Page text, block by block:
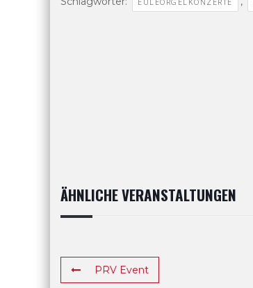
ÄHNLICHE VERANSTALTUNGEN
PRV Event